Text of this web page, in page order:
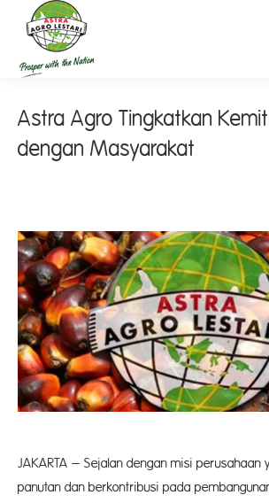
Astra Agro Tingkatkan
dengan Masyarakat
JAKARTA – Sejalan dengan misi perusahaan
panutan dan berkontribusi pada